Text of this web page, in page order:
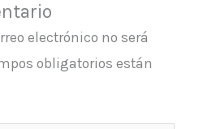
electrónico no será
obligatorios están